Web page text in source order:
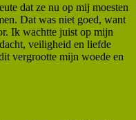
dat ze nu op mij moesten
Dat was niet goed, want
Ik wachtte juist op mijn
veiligheid en liefde
vergrootte mijn woede en